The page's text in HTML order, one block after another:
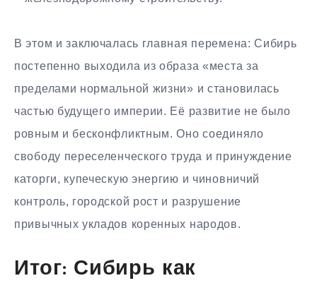
В этом и заключалась главная перемена: Сибирь
постепенно выходила из образа «места за
пределами нормальной жизни» и становилась
частью будущего империи. Её развитие не было
ровным и бесконфликтным. Оно соединяло
свободу переселенческого труда и принуждение
каторги, купеческую энергию и чиновничий
контроль, городской рост и разрушение
привычных укладов коренных народов.
Итог: Сибирь как